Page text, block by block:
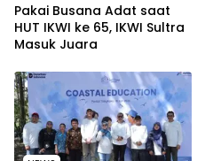
Pakai Busana Adat saat
HUT IKWI ke 65, IKWI Sultra
Masuk Juara